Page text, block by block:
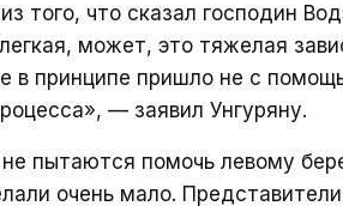
того, что сказал господин
может, это тяжелая
в принципе пришло не с
— заявил Унгуряну.
пытаются помочь левому
очень мало.